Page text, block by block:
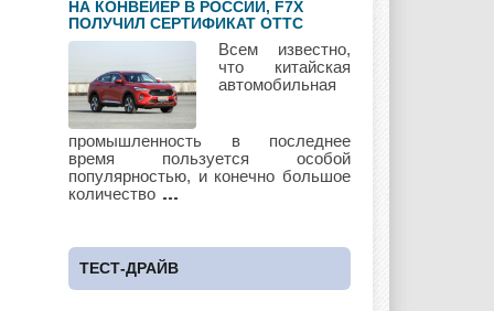
Opel Pagani
Peugeot Pontiac Porshe
Renault Rolls Royce Rover
НА КОНВЕЙЕР В РОССИИ, F7Х
ПОЛУЧИЛ СЕРТИФИКАТ ОТТС
Всем известно,
что китайская
автомобильная
промышленность в последнее
время пользуется особой
популярностью, и конечно большое
количество
ТЕСТ-ДРАЙВ